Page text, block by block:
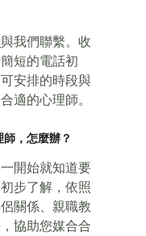
與我們聯繫。收
短的電話初
安排的時段與
適的心理師。
，怎麼辦？
開始就知道要
步了解，依照
關係、親職教
協助您媒合合